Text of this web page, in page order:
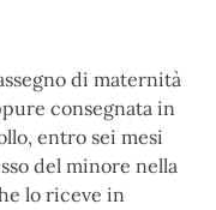
di maternità
consegnata in
entro sei mesi
del minore nella
lo riceve in